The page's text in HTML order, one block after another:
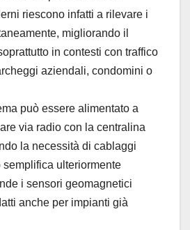
riescono infatti a rilevare i
migliorando il
in contesti con traffico
aziendali, condomini o
può essere alimentato a
via radio con la centralina
la necessità di cablaggi
ulteriormente
i sensori geomagnetici
anche per impianti già